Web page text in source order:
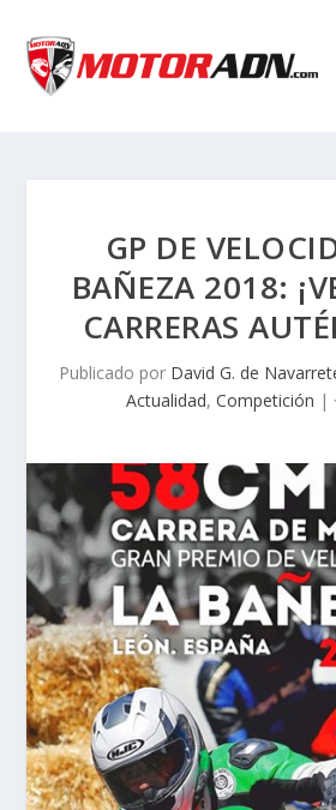
GP DE
BAÑEZA 2018:
CARRERAS
Publicado por David G. de
Actualidad, Competición |